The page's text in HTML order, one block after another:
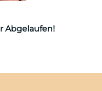
Abgelaufen!